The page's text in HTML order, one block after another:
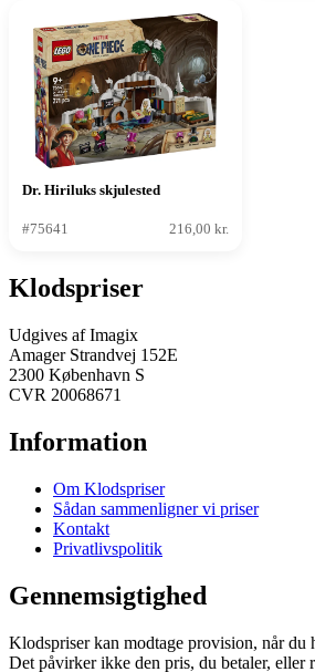
Dr. Hiriluks skjulested
#75641 216,00 kr.
Klodspriser
Udgives af Imagix
Amager Strandvej 152E
2300 København S
CVR 20068671
Information
Om Klodspriser
Sådan sammenligner vi priser
Kontakt
Privatlivspolitik
Gennemsigtighed
Klodspriser kan modtage provision, når du
Det påvirker ikke den pris, du betaler, eller